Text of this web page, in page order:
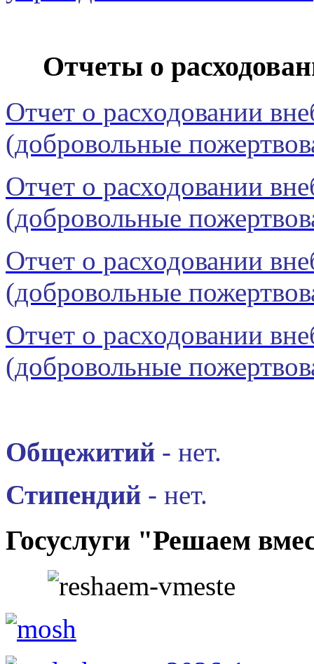
Отчеты о
Отчет о расходовании
(добровольные
Отчет о расходовании
(добровольные
Отчет о расходовании
(добровольные
Отчет о расходовании
(добровольные
Общежитий - нет.
Стипендий - нет.
Госуслуги "Решаем